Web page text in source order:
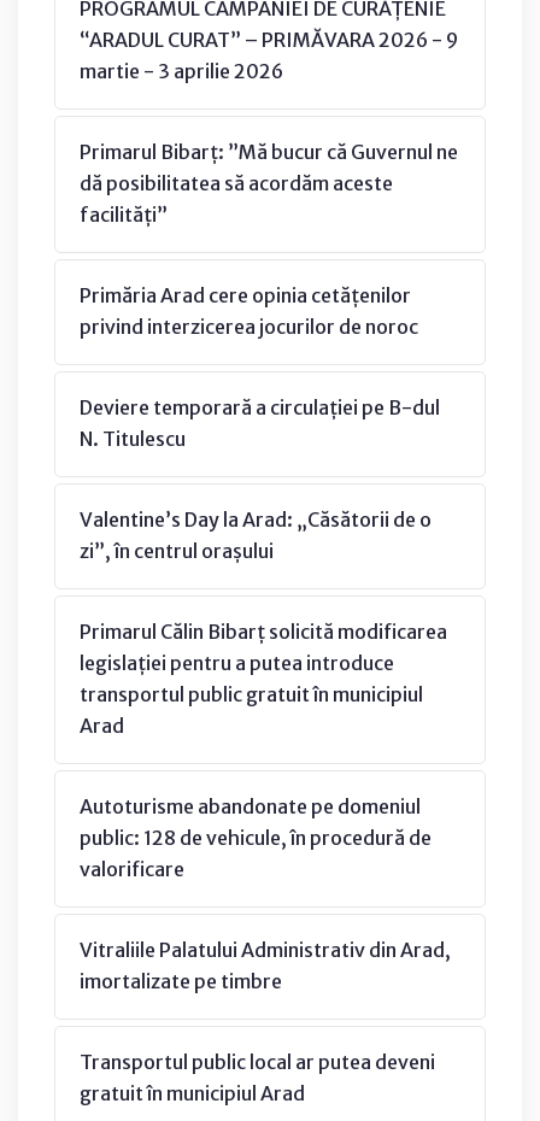
PROGRAMUL CAMPANIEI DE CURĂȚENIE
“ARADUL CURAT” – PRIMĂVARA 2026 - 9
martie - 3 aprilie 2026
Primarul Bibarț: ”Mă bucur că Guvernul ne
dă posibilitatea să acordăm aceste
facilități”
Primăria Arad cere opinia cetățenilor
privind interzicerea jocurilor de noroc
Deviere temporară a circulației pe B-dul
N. Titulescu
Valentine’s Day la Arad: „Căsătorii de o
zi”, în centrul orașului
Primarul Călin Bibarț solicită modificarea
legislației pentru a putea introduce
transportul public gratuit în municipiul
Arad
Autoturisme abandonate pe domeniul
public: 128 de vehicule, în procedură de
valorificare
Vitraliile Palatului Administrativ din Arad,
imortalizate pe timbre
Transportul public local ar putea deveni
gratuit în municipiul Arad